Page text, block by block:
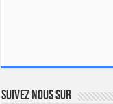
Suivez nous sur